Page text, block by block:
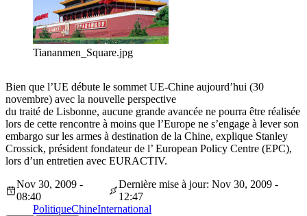
Tiananmen_Square.jpg
Bien que l’UE débute le sommet UE-Chine aujourd’hui (30
novembre) avec la nouvelle perspective
du traité de Lisbonne, aucune grande avancée ne pourra être réalisée
lors de cette rencontre à moins que l’Europe ne s’engage à lever son
embargo sur les armes à destination de la Chine, explique Stanley
Crossick, président fondateur de l’ European Policy Centre (EPC),
lors d’un entretien avec EURACTIV.
Nov 30, 2009 -
08:40
Dernière mise à jour: Nov 30, 2009 -
12:47
PolitiqueChineInternational